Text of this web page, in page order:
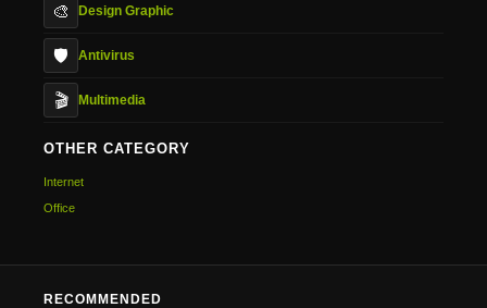
🎨 Design Graphic
🛡️ Antivirus
🎬 Multimedia
OTHER CATEGORY
Internet
Office
RECOMMENDED